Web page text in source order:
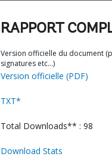
RAPPORT
Version officielle du document
signatures etc…)
Version officielle (PDF)
TXT*
Total Downloads** : 98
Download Stats